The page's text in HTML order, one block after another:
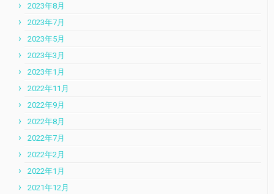
2023年8月
2023年7月
2023年5月
2023年3月
2023年1月
2022年11月
2022年9月
2022年8月
2022年7月
2022年2月
2022年1月
2021年12月